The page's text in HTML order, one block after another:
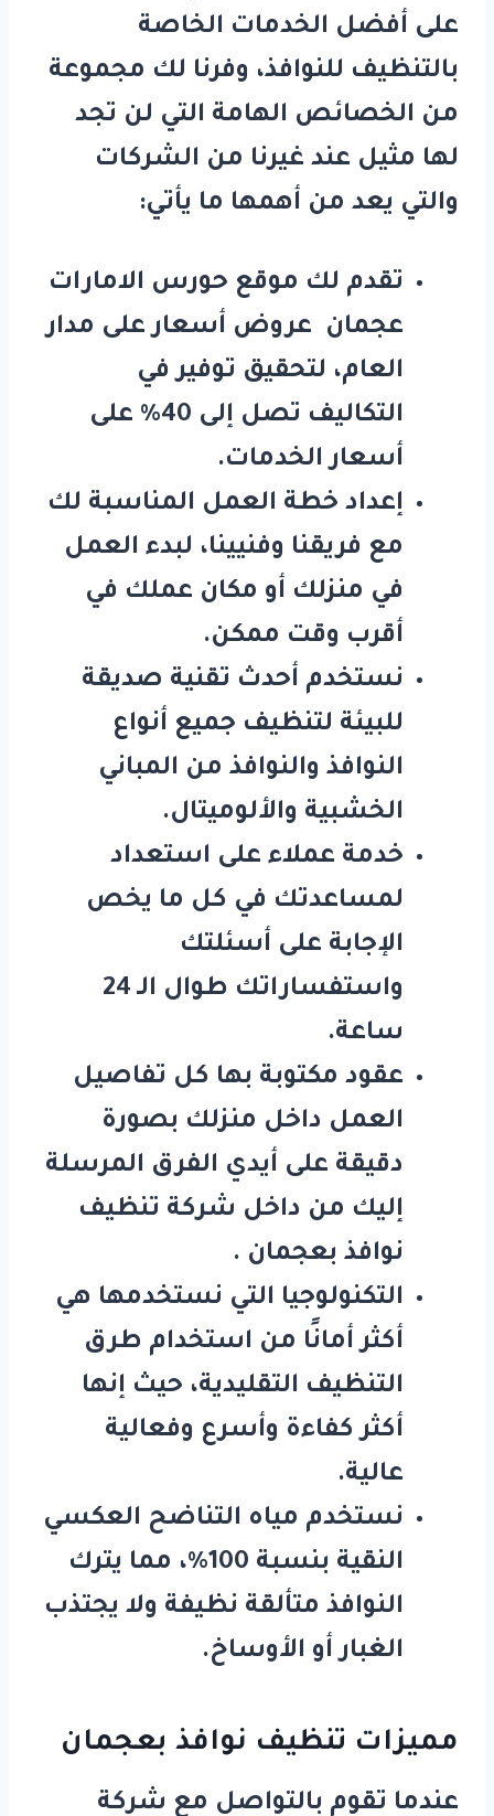
على أفضل الخدمات الخاصة
بالتنظيف للنوافذ، وفرنا لك مجموعة
من الخصائص الهامة التي لن تجد
لها مثيل عند غيرنا من الشركات
والتي يعد من أهمها ما يأتي:
تقدم لك موقع حورس الامارات
عجمان عروض أسعار على مدار
العام، لتحقيق توفير في
التكاليف تصل إلى 40٪ على
أسعار الخدمات.
إعداد خطة العمل المناسبة لك
مع فريقنا وفنيينا، لبدء العمل
في منزلك أو مكان عملك في
أقرب وقت ممكن.
نستخدم أحدث تقنية صديقة
للبيئة لتنظيف جميع أنواع
النوافذ والنوافذ من المباني
الخشبية والألوميتال.
خدمة عملاء على استعداد
لمساعدتك في كل ما يخص
الإجابة على أسئلتك
واستفساراتك طوال الـ 24
ساعة.
عقود مكتوبة بها كل تفاصيل
العمل داخل منزلك بصورة
دقيقة على أيدي الفرق المرسلة
إليك من داخل شركة تنظيف
نوافذ بعجمان .
التكنولوجيا التي نستخدمها هي
أكثر أمانًا من استخدام طرق
التنظيف التقليدية، حيث إنها
أكثر كفاءة وأسرع وفعالية
عالية.
نستخدم مياه التناضح العكسي
النقية بنسبة 100٪، مما يترك
النوافذ متألقة نظيفة ولا يجتذب
الغبار أو الأوساخ.
مميزات تنظيف نوافذ بعجمان
عندما تقوم بالتواصل مع شركة